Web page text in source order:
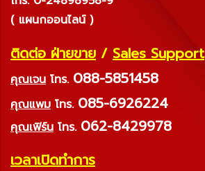
( แผนกออนไลน์ )
ติดต่อ ฝ่ายขาย / Sales Support
คุณเจน โทร. 088-5851458
คุณแพม โทร. 085-6926224
คุณเฟิร์น โทร. 062-8429978
เวลาเปิดทำการ